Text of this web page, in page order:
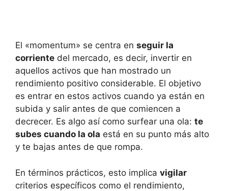
El «momentum» ⁤se ⁣centra en seguir la
corriente del mercado, es decir, ⁢invertir en
‌aquellos activos que⁢ han mostrado un
rendimiento positivo ⁢considerable. El objetivo
⁣es⁤ entrar en estos activos cuando ya están en
subida​ y​ salir antes de que comiencen ⁤a‍
decrecer. Es algo así como ⁣surfear una ola: te
subes cuando la ola está en‍ su ‍punto más alto
y te ⁣bajas ⁢antes de que rompa.
En‍ términos⁤ prácticos, esto implica vigilar
criterios específicos ⁢como el‍ rendimiento,